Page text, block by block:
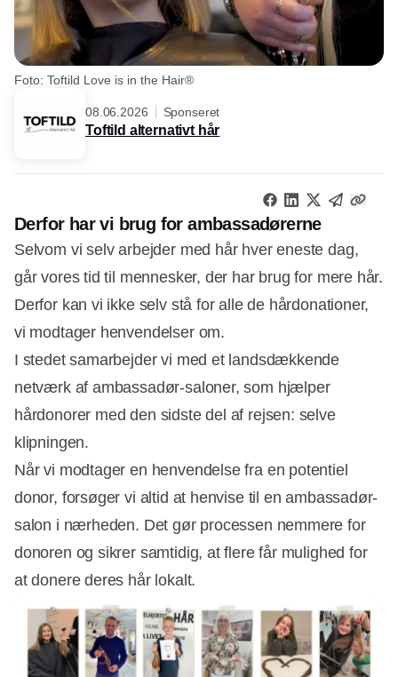
Foto: Toftild Love is in the Hair®
08.06.2026 Sponseret
Toftild alternativt hår
Derfor har vi brug for ambassadørerne
Selvom vi selv arbejder med hår hver eneste dag,
går vores tid til mennesker, der har brug for mere hår.
Derfor kan vi ikke selv stå for alle de hårdonationer,
vi modtager henvendelser om.
I stedet samarbejder vi med et landsdækkende
netværk af ambassadør-saloner, som hjælper
hårdonorer med den sidste del af rejsen: selve
klipningen.
Når vi modtager en henvendelse fra en potentiel
donor, forsøger vi altid at henvise til en ambassadør-
salon i nærheden. Det gør processen nemmere for
donoren og sikrer samtidig, at flere får mulighed for
at donere deres hår lokalt.